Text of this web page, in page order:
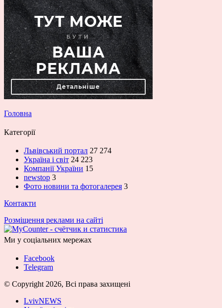
Головна
Категорії
Львівський портал 27 274
Україна і світ 24 223
Компанії України 15
newstop 3
Фото новини та фотогалерея 3
Контакти
Розміщення реклами на сайті
Ми у соціальних мережах
Facebook
Telegram
© Copyright 2026, Всі права захищені
LvivNEWS